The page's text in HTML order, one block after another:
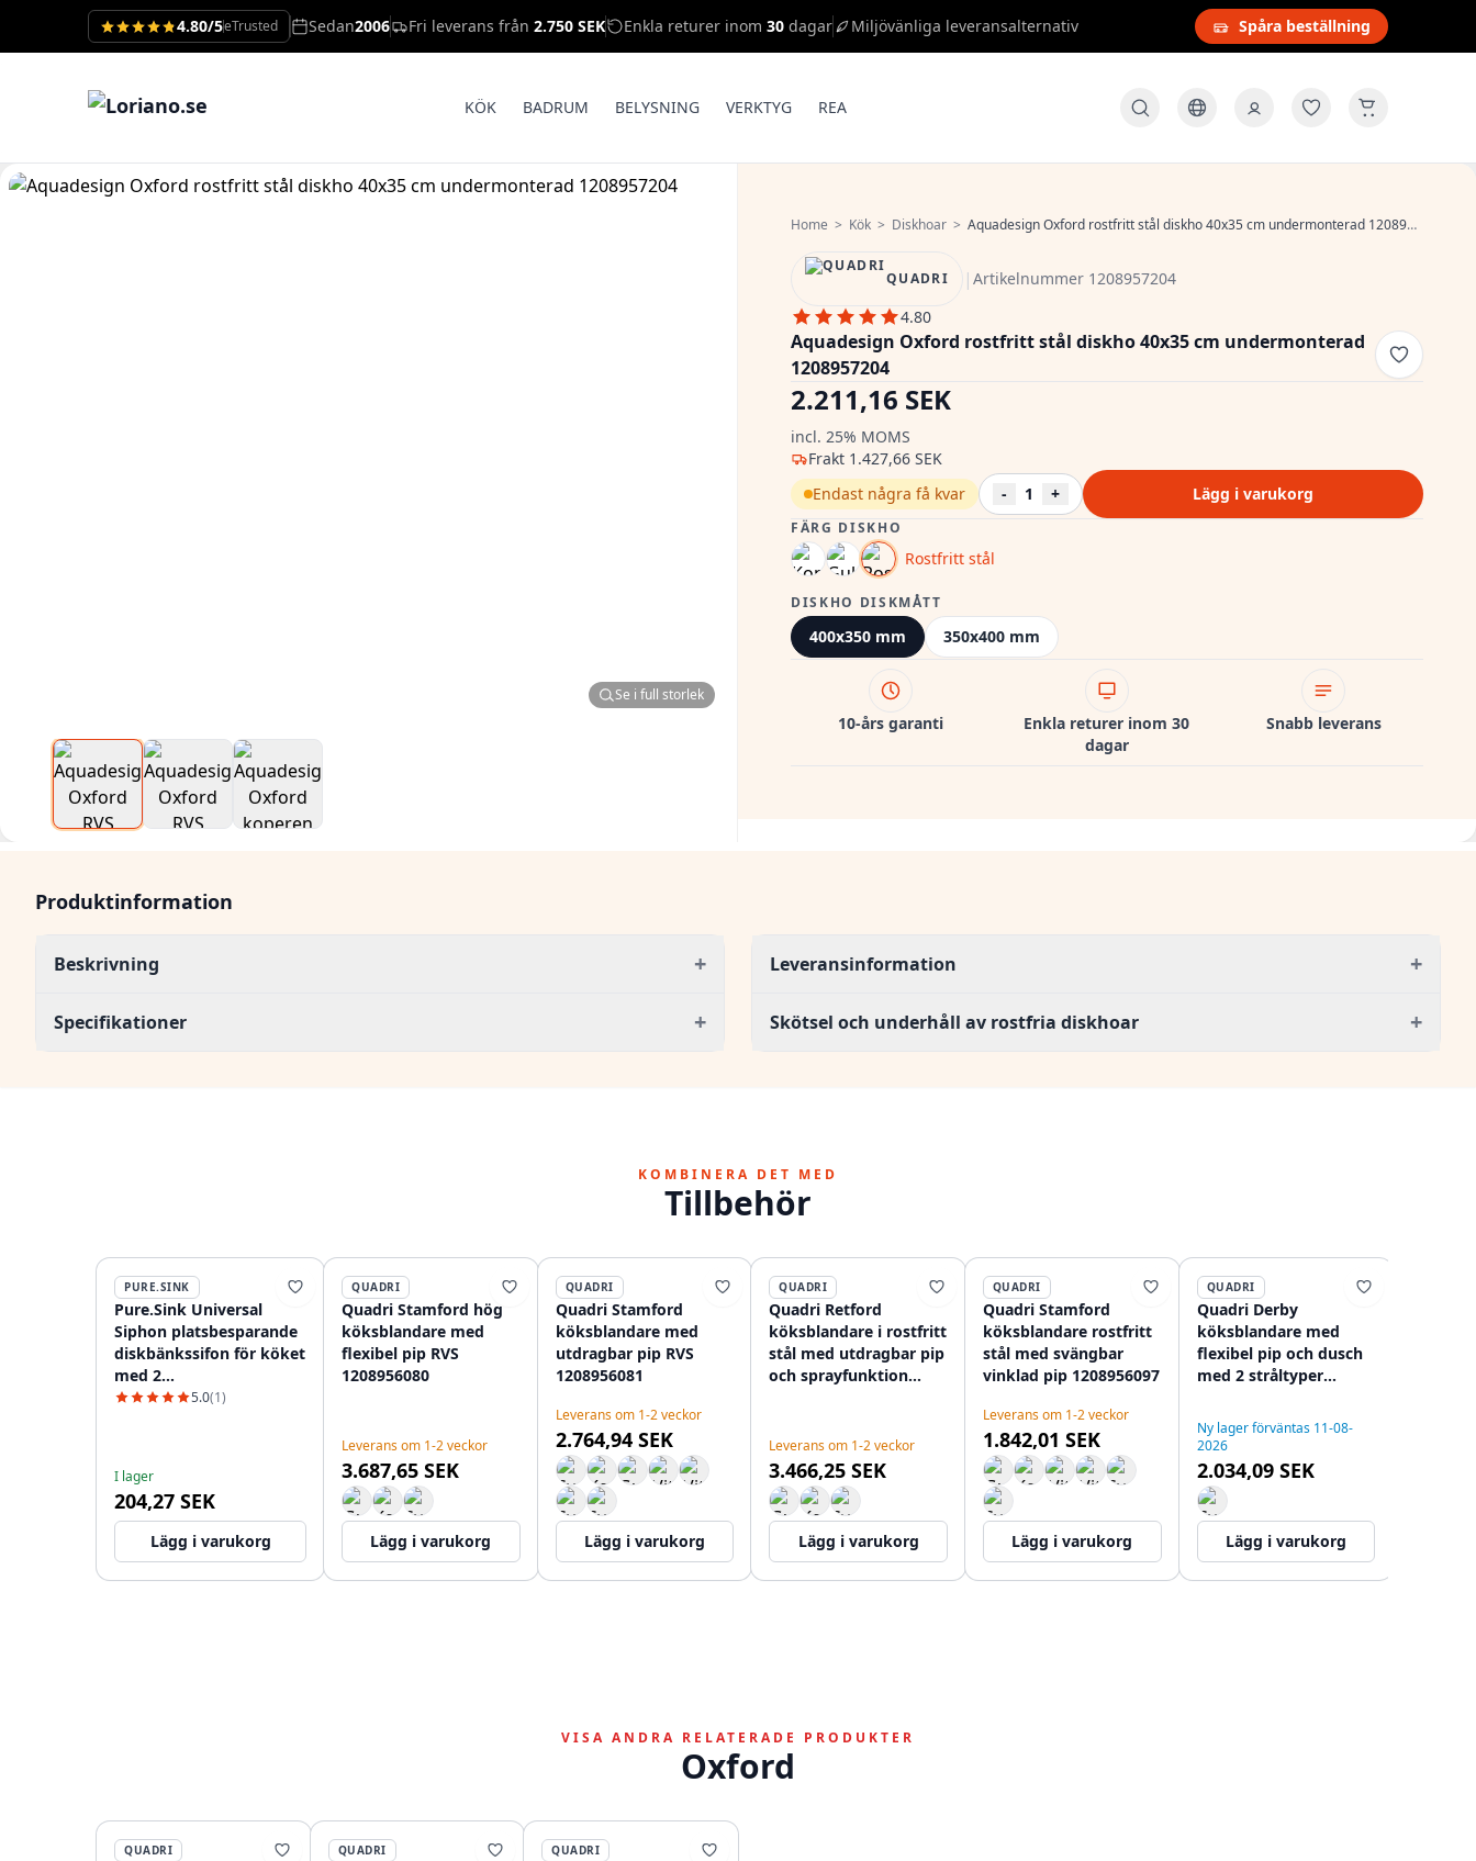
4.80/5eTrusted Sedan2006 Fri leverans från 2.750 SEK Enkla returer inom 30 dagar Miljövänliga leveransalternativ Spåra beställning
KÖK BADRUM BELYSNING VERKTYG REA
Se i full storlek
Home > Kök > Diskhoar > Aquadesign Oxford rostfritt stål diskho 40x35 cm undermonterad 1208957204
QUADRI |Artikelnummer 1208957204
4.80
Aquadesign Oxford rostfritt stål diskho 40x35 cm undermonterad
1208957204
2.211,16 SEK
incl. 25% MOMS
Frakt 1.427,66 SEK
Endast några få kvar
- 1 + Lägg i varukorg
FÄRG DISKHO
Rostfritt stål
DISKHO DISKMÅTT
400x350 mm 350x400 mm
10-års garanti
Enkla returer inom 30
dagar
Snabb leverans
Produktinformation
Beskrivning +
Specifikationer +
Leveransinformation +
Skötsel och underhåll av rostfria diskhoar +
KOMBINERA DET MED
Tillbehör
PURE.SINK
Pure.Sink Universal
Siphon platsbesparande
diskbänkssifon för köket
med 2
diskmaskinsanslutningar
5.0(1)
I lager
204,27 SEK
Lägg i varukorg
QUADRI
Quadri Stamford hög
köksblandare med
flexibel pip RVS
1208956080
Leverans om 1-2 veckor
3.687,65 SEK
Lägg i varukorg
QUADRI
Quadri Stamford
köksblandare med
utdragbar pip RVS
1208956081
Leverans om 1-2 veckor
2.764,94 SEK
Lägg i varukorg
QUADRI
Quadri Retford
köksblandare i rostfritt
stål med utdragbar pip
och sprayfunktion
Leverans om 1-2 veckor
3.466,25 SEK
Lägg i varukorg
QUADRI
Quadri Stamford
köksblandare rostfritt
stål med svängbar
vinklad pip 1208956097
Leverans om 1-2 veckor
1.842,01 SEK
Lägg i varukorg
QUADRI
Quadri Derby
köksblandare med
flexibel pip och dusch
med 2 stråltyper
Ny lager förväntas 11-08-
2026
2.034,09 SEK
Lägg i varukorg
VISA ANDRA RELATERADE PRODUKTER
Oxford
QUADRI QUADRI QUADRI